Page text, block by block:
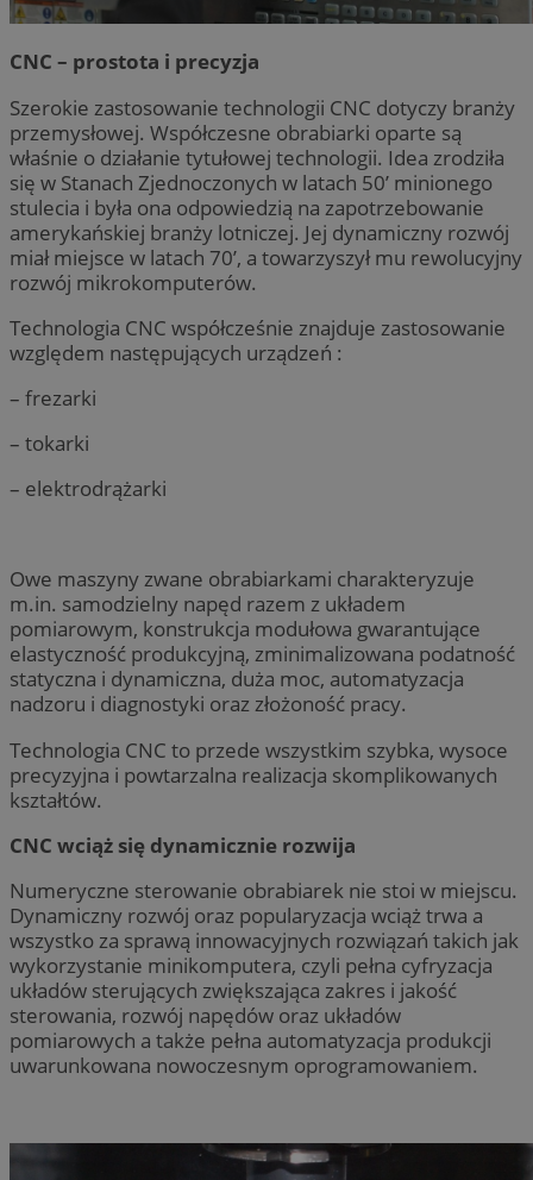
CNC – prostota i precyzja
Szerokie zastosowanie technologii CNC dotyczy branży
przemysłowej. Współczesne obrabiarki oparte są
właśnie o działanie tytułowej technologii. Idea zrodziła
się w Stanach Zjednoczonych w latach 50’ minionego
stulecia i była ona odpowiedzią na zapotrzebowanie
amerykańskiej branży lotniczej. Jej dynamiczny rozwój
miał miejsce w latach 70’, a towarzyszył mu rewolucyjny
rozwój mikrokomputerów.
Technologia CNC współcześnie znajduje zastosowanie
względem następujących urządzeń :
– frezarki
– tokarki
– elektrodrążarki
Owe maszyny zwane obrabiarkami charakteryzuje
m.in. samodzielny napęd razem z układem
pomiarowym, konstrukcja modułowa gwarantujące
elastyczność produkcyjną, zminimalizowana podatność
statyczna i dynamiczna, duża moc, automatyzacja
nadzoru i diagnostyki oraz złożoność pracy.
Technologia CNC to przede wszystkim szybka, wysoce
precyzyjna i powtarzalna realizacja skomplikowanych
kształtów.
CNC wciąż się dynamicznie rozwija
Numeryczne sterowanie obrabiarek nie stoi w miejscu.
Dynamiczny rozwój oraz popularyzacja wciąż trwa a
wszystko za sprawą innowacyjnych rozwiązań takich jak
wykorzystanie minikomputera, czyli pełna cyfryzacja
układów sterujących zwiększająca zakres i jakość
sterowania, rozwój napędów oraz układów
pomiarowych a także pełna automatyzacja produkcji
uwarunkowana nowoczesnym oprogramowaniem.